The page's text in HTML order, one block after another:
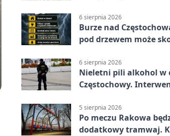
6 sierpnia 2026
Burze nad
pod drzewem może
6 sierpnia 2026
Nieletni pili alkohol w
Częstochowy.
5 sierpnia 2026
Po meczu Rakowa
dodatkowy tramwaj.